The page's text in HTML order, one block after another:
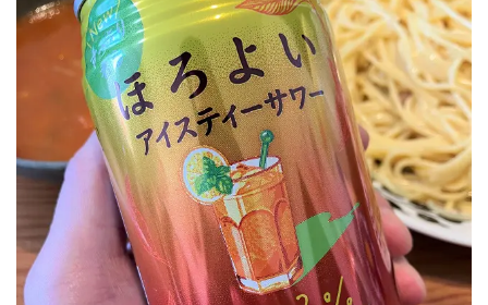
アサヒ
贅沢搾り
樽ハイ倶楽部
ザ・レモンクラフト
ザ・カクテルクラフト
Slat(すらっと）
クリアクーラー
FRUITZER (フルーツァー）